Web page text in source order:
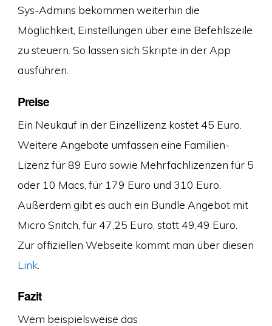
Sys-Admins bekommen weiterhin die
Möglichkeit, Einstellungen über eine Befehlszeile
zu steuern. So lassen sich Skripte in der App
ausführen.
Preise
Ein Neukauf in der Einzellizenz kostet 45 Euro.
Weitere Angebote umfassen eine Familien-
Lizenz für 89 Euro sowie Mehrfachlizenzen für 5
oder 10 Macs, für 179 Euro und 310 Euro.
Außerdem gibt es auch ein Bundle Angebot mit
Micro Snitch, für 47,25 Euro, statt 49,49 Euro.
Zur offiziellen Webseite kommt man über diesen
Link.
Fazit
Wem beispielsweise das